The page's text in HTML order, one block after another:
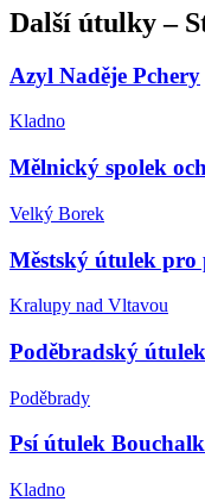
Další útulky–
Azyl Naděje Pchery
Kladno
Mělnický spolek
Velký Borek
Městský útulek
Kralupy nad Vltavou
Poděbradský
Poděbrady
Psí útulek
Kladno